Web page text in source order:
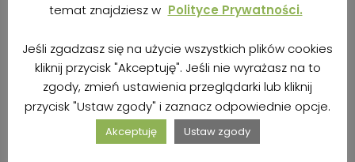
temat znajdziesz w Polityce Prywatności.
Jeśli zgadzasz się na użycie wszystkich plików cookies
kliknij przycisk "Akceptuję". Jeśli nie wyrażasz na to
zgody, zmień ustawienia przeglądarki lub kliknij
przycisk "Ustaw zgody" i zaznacz odpowiednie opcje.
Akceptuję Ustaw zgody